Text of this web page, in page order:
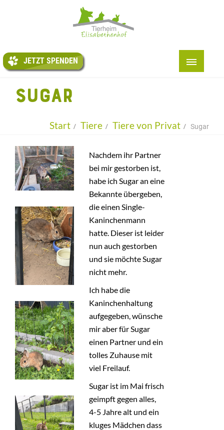
SPENDEN
JETZT SPENDEN
ÜBER UNS
VERANSTALTUNGEN
KITI
INFOS
KONTAKT
TESTAMENT
BMT
SUGAR
Start Tiere Tiere von Privat Sugar
Nachdem ihr Partner
bei mir gestorben ist,
habe ich Sugar an eine
Bekannte übergeben,
die einen Single-
Kaninchenmann
hatte. Dieser ist leider
nun auch gestorben
und sie möchte Sugar
nicht mehr.
Ich habe die
Kaninchenhaltung
aufgegeben, wünsche
mir aber für Sugar
einen Partner und ein
tolles Zuhause mit
viel Freilauf.
Sugar ist im Mai frisch
geimpft gegen alles,
4-5 Jahre alt und ein
kluges Mädchen dass